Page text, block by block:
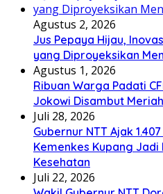
Agustus 2, 2026
Jus Pepaya Hijau,
yang Diproyeksikan
Agustus 1, 2026
Ribuan Warga Padati
Jokowi Disambut Meriah
Juli 28, 2026
Gubernur NTT Ajak
Kemenkes Kupang
Kesehatan
Juli 22, 2026